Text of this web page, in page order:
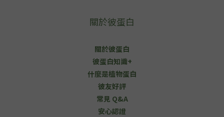
關於彼蛋白
關於彼蛋白
彼蛋白知識+
什麼是植物蛋白
彼友好評
常見 Q&A
安心認證